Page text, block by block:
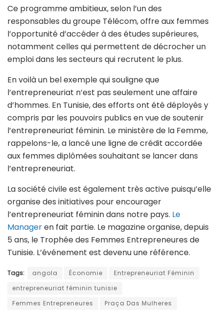
Ce programme ambitieux, selon l’un des
responsables du groupe Télécom, offre aux femmes
l’opportunité d’accéder à des études supérieures,
notamment celles qui permettent de décrocher un
emploi dans les secteurs qui recrutent le plus.
En voilà un bel exemple qui souligne que
l’entrepreneuriat n’est pas seulement une affaire
d’hommes. En Tunisie, des efforts ont été déployés y
compris par les pouvoirs publics en vue de soutenir
l’entrepreneuriat féminin. Le ministère de la Femme,
rappelons-le, a lancé une ligne de crédit accordée
aux femmes diplômées souhaitant se lancer dans
l’entrepreneuriat.
La société civile est également très active puisqu’elle
organise des initiatives pour encourager
l’entrepreneuriat féminin dans notre pays. Le
Manageren fait partie. Le magazine organise, depuis
5 ans, le Trophée des Femmes Entrepreneures de
Tunisie. L’événement est devenu une référence.
Tags: angola Économie
Entrepreneuriat Féminin
entrepreneuriat féminin tunisie
Femmes Entrepreneures
Praça Das Mulheres